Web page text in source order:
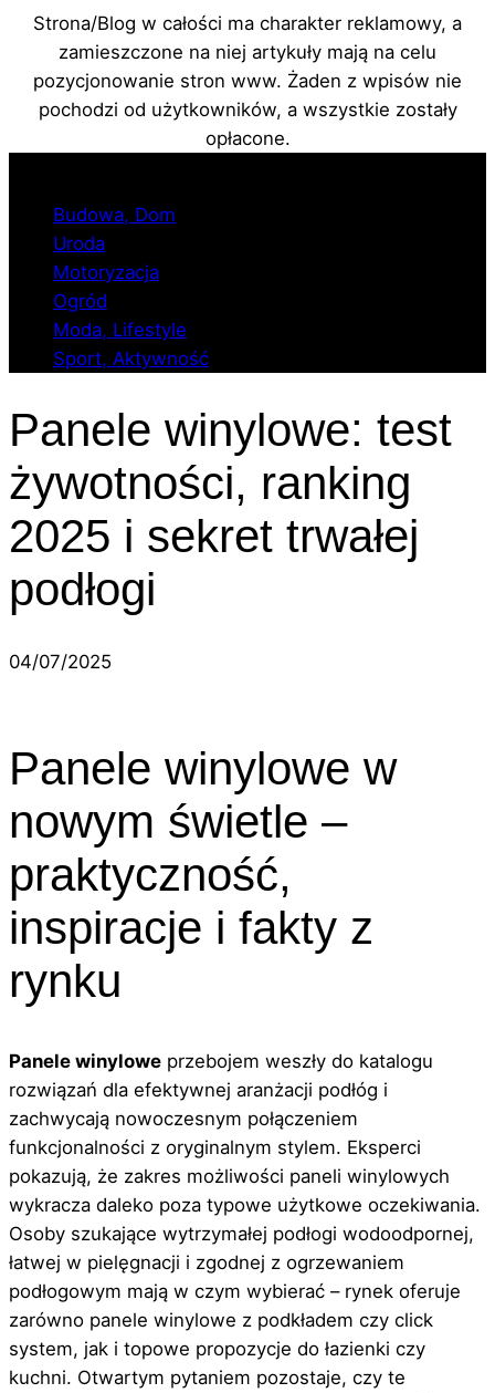
Strona/Blog w całości ma charakter reklamowy, a
zamieszczone na niej artykuły mają na celu
pozycjonowanie stron www. Żaden z wpisów nie
pochodzi od użytkowników, a wszystkie zostały
opłacone.
treściBudowa, Dom
Uroda
Motoryzacja
Ogród
Moda, Lifestyle
Sport, Aktywność
Panele winylowe: test
żywotności, ranking
2025 i sekret trwałej
podłogi
04/07/2025
Panele winylowe w
nowym świetle –
praktyczność,
inspiracje i fakty z
rynku
Panele winylowe przebojem weszły do katalogu
rozwiązań dla efektywnej aranżacji podłóg i
zachwycają nowoczesnym połączeniem
funkcjonalności z oryginalnym stylem. Eksperci
pokazują, że zakres możliwości paneli winylowych
wykracza daleko poza typowe użytkowe oczekiwania.
Osoby szukające wytrzymałej podłogi wodoodpornej,
łatwej w pielęgnacji i zgodnej z ogrzewaniem
podłogowym mają w czym wybierać – rynek oferuje
zarówno panele winylowe z podkładem czy click
system, jak i topowe propozycje do łazienki czy
kuchni. Otwartym pytaniem pozostaje, czy te